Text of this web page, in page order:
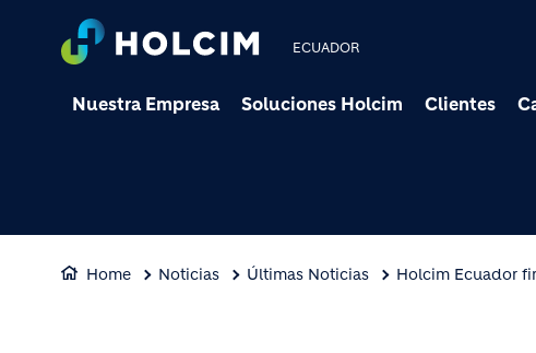
ECUADOR
Nuestra Empresa Soluciones Holcim Clientes
Home Noticias Últimas Noticias Holcim Ecuador